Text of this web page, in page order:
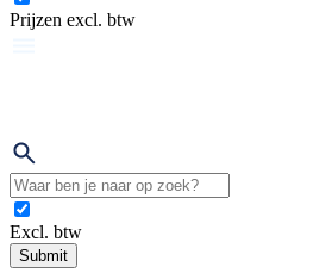
Prijzen excl. btw
Excl. btw
Submit